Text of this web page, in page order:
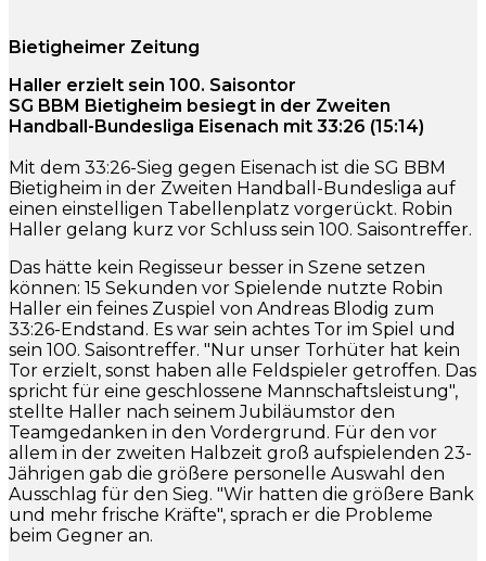
Bietigheimer Zeitung
Haller erzielt sein 100. Saisontor
SG BBM Bietigheim besiegt in der Zweiten
Handball-Bundesliga Eisenach mit 33:26 (15:14)
Mit dem 33:26-Sieg gegen Eisenach ist die SG BBM
Bietigheim in der Zweiten Handball-Bundesliga auf
einen einstelligen Tabellenplatz vorgerückt. Robin
Haller gelang kurz vor Schluss sein 100. Saisontreffer.
Das hätte kein Regisseur besser in Szene setzen
können: 15 Sekunden vor Spielende nutzte Robin
Haller ein feines Zuspiel von Andreas Blodig zum
33:26-Endstand. Es war sein achtes Tor im Spiel und
sein 100. Saisontreffer. "Nur unser Torhüter hat kein
Tor erzielt, sonst haben alle Feldspieler getroffen. Das
spricht für eine geschlossene Mannschaftsleistung",
stellte Haller nach seinem Jubiläumstor den
Teamgedanken in den Vordergrund. Für den vor
allem in der zweiten Halbzeit groß aufspielenden 23-
Jährigen gab die größere personelle Auswahl den
Ausschlag für den Sieg. "Wir hatten die größere Bank
und mehr frische Kräfte", sprach er die Probleme
beim Gegner an.